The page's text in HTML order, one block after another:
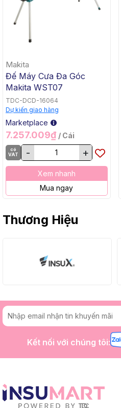
Makita
Đế Máy Cưa Đa Góc
Makita WST07
TDC-DCD-16064
Dự kiến giao hàng
Marketplace
7.257.009₫ / Cái
có
VAT
- +
Xem nhanh
Mua ngay
Thương Hiệu
Kết nối với chúng tôi: